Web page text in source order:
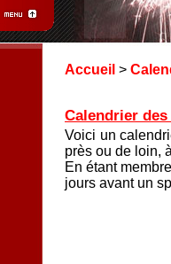
Accueil >
Calendrier
Voici un
près ou de loin,
En étant
jours avant un